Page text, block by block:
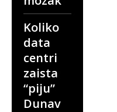
Koliko
data
centri
zaista
“piju”
Dunav